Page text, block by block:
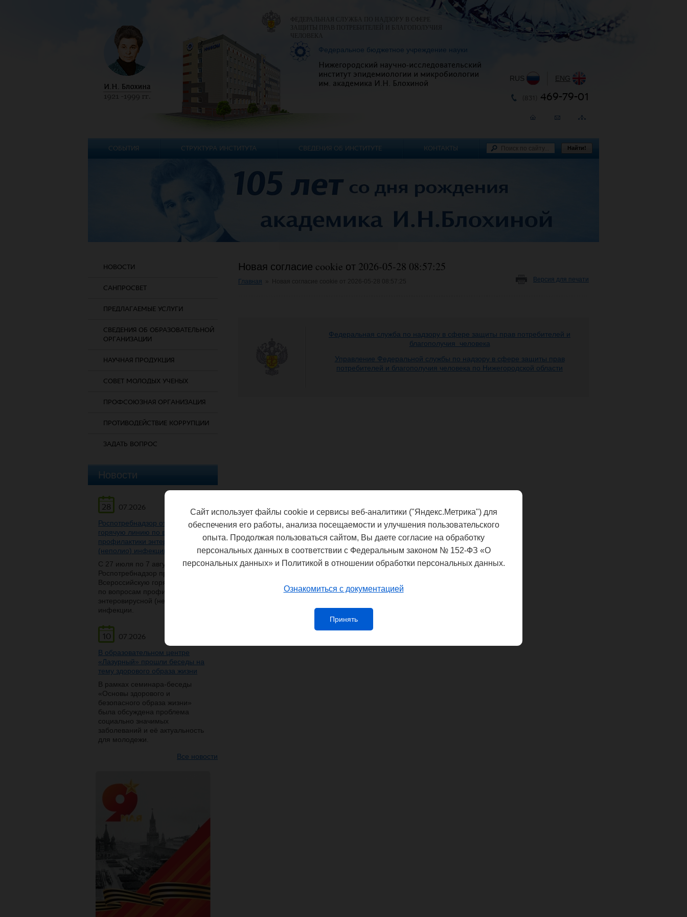
НОВОСТИ
САНПРОСВЕТ
ПРЕДЛАГАЕМЫЕ УСЛУГИ
СВЕДЕНИЯ ОБ ОБРАЗОВАТЕЛЬНОЙ
ОРГАНИЗАЦИИ
НАУЧНАЯ ПРОДУКЦИЯ
СОВЕТ МОЛОДЫХ УЧЕНЫХ
ПРОФСОЮЗНАЯ ОРГАНИЗАЦИЯ
ПРОТИВОДЕЙСТВИЕ КОРРУПЦИИ
ЗАДАТЬ ВОПРОС
Новости
28
07.2026
Роспотребнадзор открывает
горячую линию по вопросам
профилактики энтеровирусной
(неполио) инфекции
С 27 июля по 7 августа
Роспотребнадзор проведет
Всероссийскую горячую линию
по вопросам профилактики
энтеровирусной (неполио)
инфекции.
10
07.2026
В образовательном центре
«Лазурный» прошли беседы на
тему здорового образа жизни
В рамках семинара-беседы
«Основы здорового и
безопасного образа жизни»
была обсуждена проблема
социально значимых
заболеваний и её актуальность
для молодежи.
Все новости
Новая согласие cookie от 2026-05-28 08:57:25
Главная Версия для печати
Федеральная служба по надзору в сфере защиты прав потребителей и
благополучия человека
Управление Федеральной службы по надзору в сфере защиты прав
потребителей и благополучия человека по Нижегородской области
ФЕДЕРАЛЬНАЯ СЛУЖБА ПО НАДЗОРУ В СФЕРЕ
ЗАЩИТЫ ПРАВ ПОТРЕБИТЕЛЕЙ И БЛАГОПОЛУЧИЯ
ЧЕЛОВЕКА
Федеральное бюджетное учреждение науки
Нижегородский научно-исследовательский
институт эпидемиологии и микробиологии
им. академика И.Н. Блохиной
RUS ENG
469-79-01
СОБЫТИЯ СТРУКТУРА ИНСТИТУТА СВЕДЕНИЯ ОБ ИНСТИТУТЕ КОНТАКТЫ Найти!
Сайт использует файлы cookie и сервисы веб-аналитики ("Яндекс.Метрика") для
обеспечения его работы, анализа посещаемости и улучшения пользовательского
опыта. Продолжая пользоваться сайтом, Вы даете согласие на обработку
персональных данных в соответствии с Федеральным законом № 152-ФЗ «О
персональных данных» и Политикой в отношении обработки персональных данных.
Ознакомиться с документацией
Принять